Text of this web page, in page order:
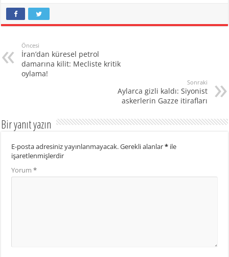
Öncesi
İran’dan küresel petrol
damarına kilit: Mecliste kritik
oylama!
Sonraki
Aylarca gizli kaldı: Siyonist
askerlerin Gazze itirafları
Bir yanıt yazın
E-posta adresiniz yayınlanmayacak.Gerekli alanlar* ile
işaretlenmişlerdir
Yorum*